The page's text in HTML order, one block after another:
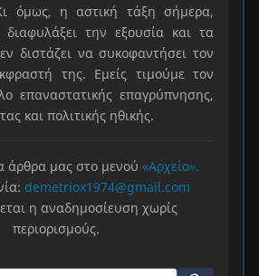
όμως, η αστική τάξη σήμερα,
διαφυλάξει την εξουσία και τα
διστάζει να συκοφαντήσει τον
της. Εμείς τιμούμε τον
επαναστατικής επαγρύπνησης,
και πολιτικής ηθικής.
άρθρα μας στο μενού «Αρχείο».
demetriox1974@gmail.com
η αναδημοσίευση χωρίς
περιορισμούς.